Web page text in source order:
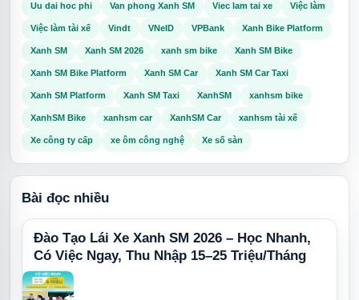
Uu dai hoc phi Van phong Xanh SM Viec lam tai xe Việc làm
Việc làm tài xế Vindt VNeID VPBank Xanh Bike Platform
Xanh SM Xanh SM 2026 xanh sm bike Xanh SM Bike
Xanh SM Bike Platform Xanh SM Car Xanh SM Car Taxi
Xanh SM Platform Xanh SM Taxi XanhSM xanhsm bike
XanhSM Bike xanhsm car XanhSM Car xanhsm tài xế
Xe công ty cấp xe ôm công nghệ Xe số sàn
Bài đọc nhiều
Đào Tạo Lái Xe Xanh SM 2026 – Học Nhanh,
Có Việc Ngay, Thu Nhập 15–25 Triệu/Tháng